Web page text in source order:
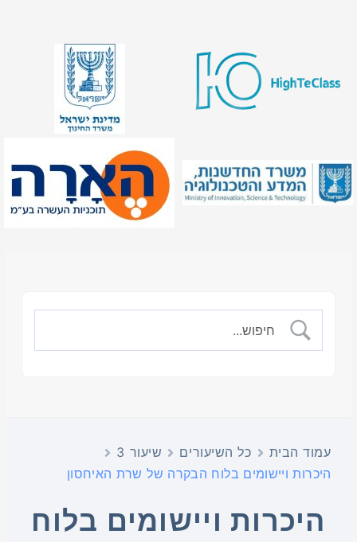
עמוד הבית כל השיעורים
שיעור 3
היכרות ויישומים בלוח הבקרה של שרת האיחסון
היכרות ויישומים בלוח